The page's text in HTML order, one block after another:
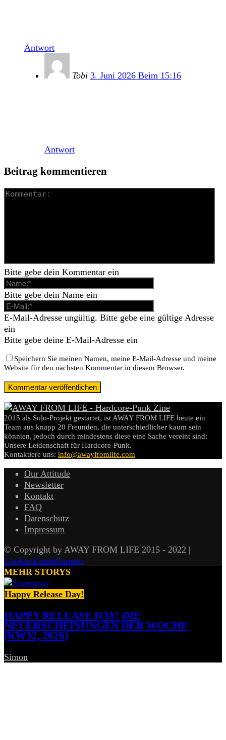
Antwort
Tobi 3. Juni 2026 Beim 15:16
Antwort
Beitrag kommentieren
Bitte gebe dein Kommentar ein
Bitte gebe dein Name ein
E-Mail-Adresse ungültig. Bitte gebe eine gültige Adresse
ein
Bitte gebe deine E-Mail-Adresse ein
Speichern Sie meinen Namen, meine E-Mail-Adresse und meine
Website für den nächsten Kommentar in diesem Browser.
2015 als Solo-Projekt gestartet, ist AWAY FROM LIFE heute ein
Team aus knapp 20 Freunden, die unterschiedlicher kaum sein
könnten, jedoch durch mindestens diese eine Sache vereint sind:
Unsere Leidenschaft für Hardcore-Punk.
Kontaktiere uns: info@awayfromlife.com
Our Attitude
Newsletter
Kontakt
FAQ
Datenschutz
Impressum
© Copyright by AWAY FROM LIFE 2015 - 2022 |
Cookie-Einstellungen
MEHR STORYS
Happy Release Day!
HAPPY RELEASE DAY! DIE
NEUERSCHEINUNGEN DER WOCHE
(KW32, 2026)
Simon